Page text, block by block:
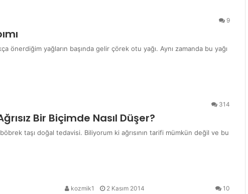
9
önerdiğim yağların başında gelir çörek otu yağı. Aynı zamanda bu yağı
314
Bir Biçimde Nasıl Düşer?
taşı doğal tedavisi. Biliyorum ki ağrısının tarifi mümkün değil ve bu
kozmik1 2 Kasım 2014 10